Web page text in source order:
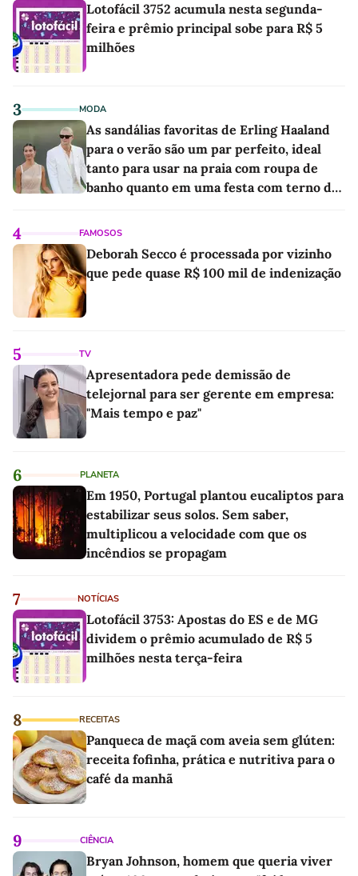
Lotofácil 3752 acumula nesta segunda-
feira e prêmio principal sobe para R$ 5
milhões
3 MODA
As sandálias favoritas de Erling Haaland
para o verão são um par perfeito, ideal
tanto para usar na praia com roupa de
banho quanto em uma festa com terno de
4 FAMOSOS
Deborah Secco é processada por vizinho
que pede quase R$ 100 mil de indenização
5 TV
Apresentadora pede demissão de
telejornal para ser gerente em empresa:
"Mais tempo e paz"
6 PLANETA
Em 1950, Portugal plantou eucaliptos para
estabilizar seus solos. Sem saber,
multiplicou a velocidade com que os
incêndios se propagam
7 NOTÍCIAS
Lotofácil 3753: Apostas do ES e de MG
dividem o prêmio acumulado de R$ 5
milhões nesta terça-feira
8 RECEITAS
Panqueca de maçã com aveia sem glúten:
receita fofinha, prática e nutritiva para o
café da manhã
9 CIÊNCIA
Bryan Johnson, homem que queria viver